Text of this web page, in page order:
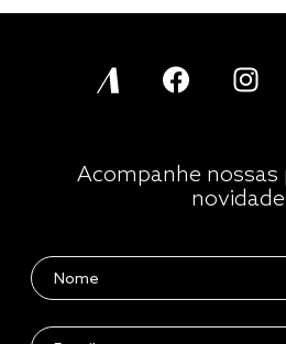
Acompanhe nossas